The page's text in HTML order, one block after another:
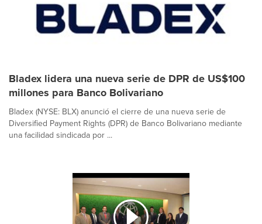
Bladex lidera una nueva serie de DPR de US$100
millones para Banco Bolivariano
Bladex (NYSE: BLX) anunció el cierre de una nueva serie de
Diversified Payment Rights (DPR) de Banco Bolivariano mediante
una facilidad sindicada por ...